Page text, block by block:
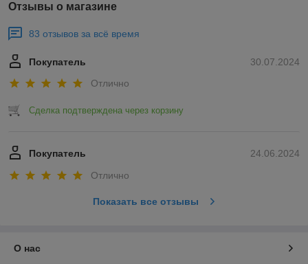
Отзывы о магазине
83 отзывов за всё время
30.07.2024
Покупатель
Отлично
Сделка подтверждена через корзину
24.06.2024
Покупатель
Отлично
Показать все отзывы
О нас